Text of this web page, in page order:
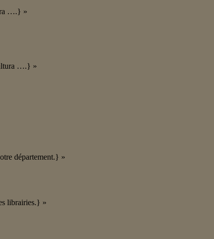
….} »
….} »
département.} »
librairies.} »